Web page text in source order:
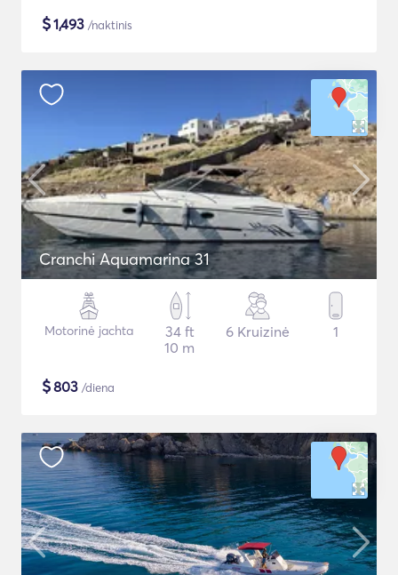
$1,493 /naktinis
Cranchi Aquamarina 31
Motorinė jachta
34 ft
10 m
6 Kruizinė 1
$803 /diena